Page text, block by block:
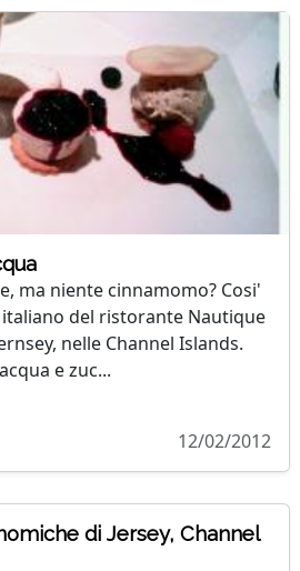
ma niente cinnamomo? Cosi'
del ristorante Nautique
nelle Channel Islands.
e zuc...
12/02/2012
di Jersey, Channel